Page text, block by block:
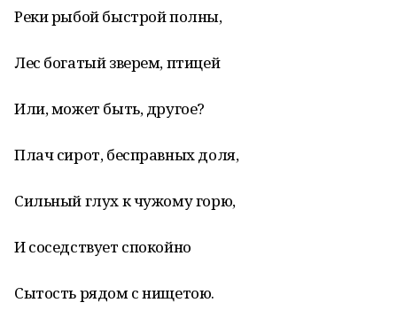
Реки рыбой быстрой полны,
Лес богатый зверем, птицей
Или, может быть, другое?
Плач сирот, бесправных доля,
Сильный глух к чужому горю,
И соседствует спокойно
Сытость рядом с нищетою.